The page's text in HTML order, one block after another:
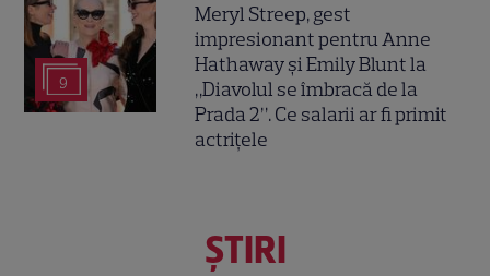
9
Meryl Streep, gest
impresionant pentru Anne
Hathaway și Emily Blunt la
„Diavolul se îmbracă de la
Prada 2”. Ce salarii ar fi primit
actrițele
ŞTIRI